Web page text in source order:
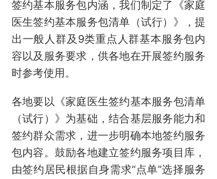
签约基本服务包内涵，我们制定了《家庭
医生签约基本服务包清单（试行）》，提
出一般人群及9类重点人群基本服务包内
容以及服务要求，供各地在开展签约服务
时参考使用。
各地要以《家庭医生签约基本服务包清单
（试行）》为基础，结合基层服务能力和
签约群众需求，进一步明确本地签约服务
包内容。鼓励各地建立签约服务项目库，
由签约居民根据自身需求“点单”选择服务